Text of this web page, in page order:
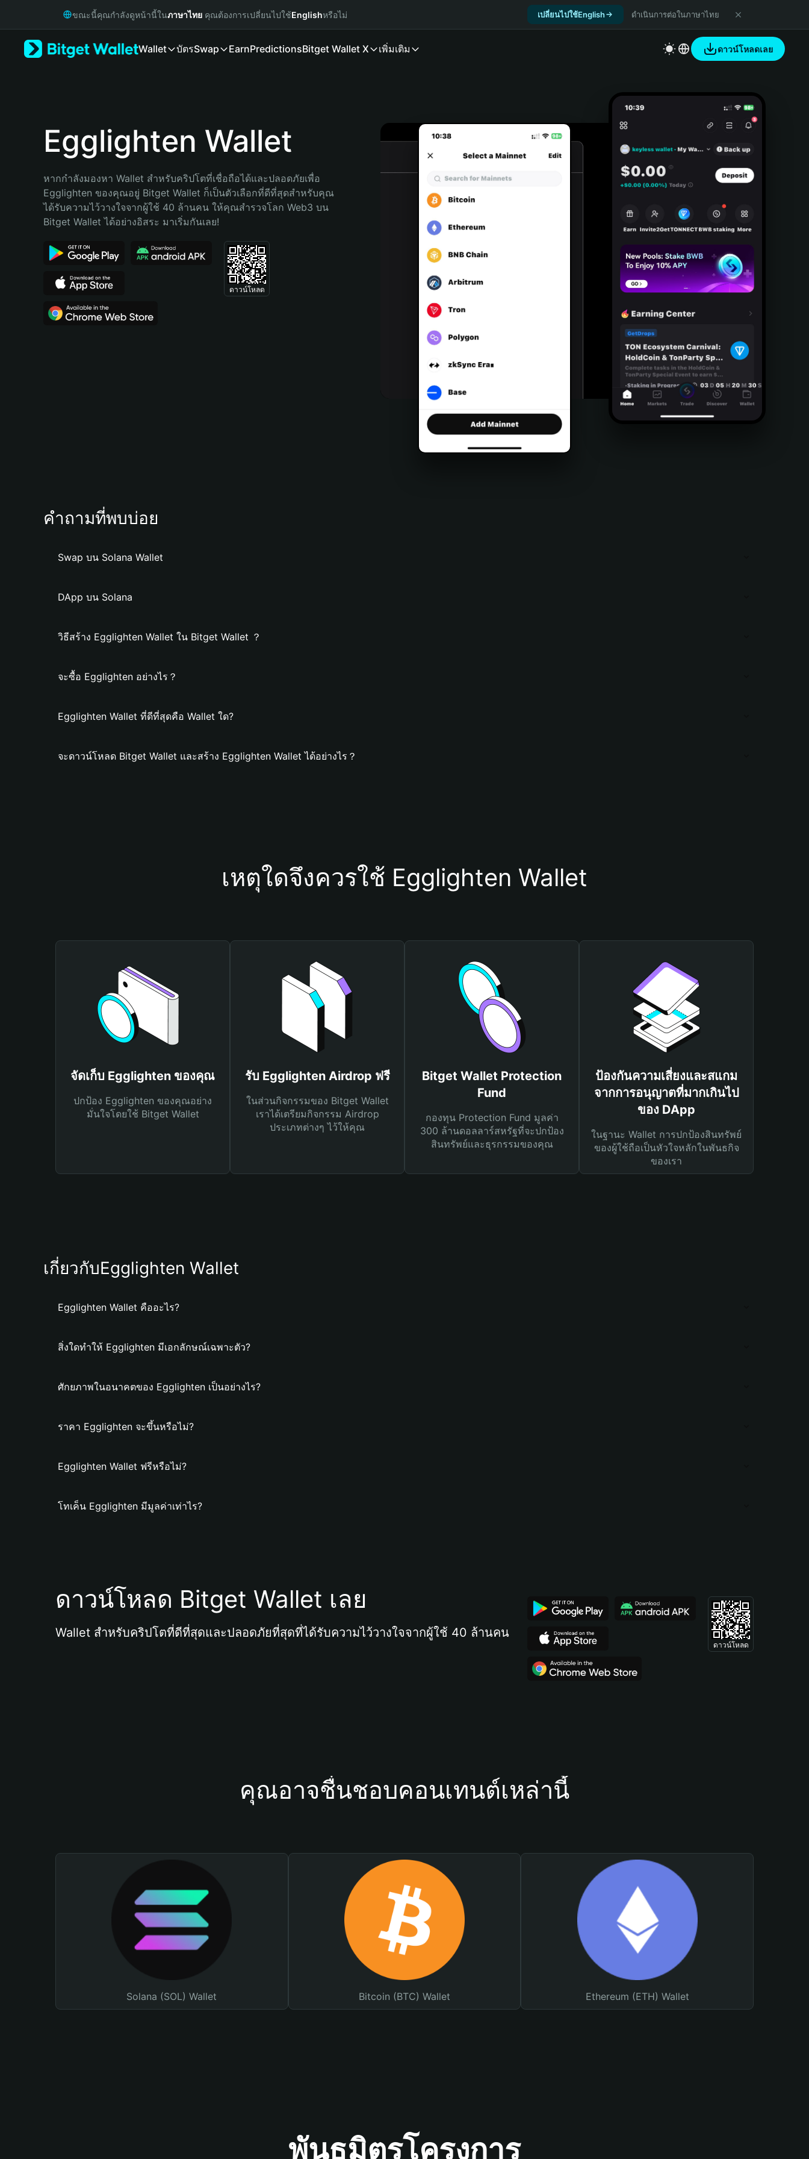
Русский
Bahasa Indonesia
Português (Brasil)
ขณะนี้คุณกำลังดูหน้านี้ในภาษาไทย คุณต้องการเปลี่ยนไปใช้Englishหรือไม่ เปลี่ยนไปใช้English ดำเนินการต่อในภาษาไทย
Wallet บัตรSwap EarnPredictionsBitget Wallet X เพิ่มเติม ดาวน์โหลดเลย
Egglighten Wallet
หากกำลังมองหา Wallet สำหรับคริปโตที่เชื่อถือได้และปลอดภัยเพื่อ
Egglighten ของคุณอยู่ Bitget Wallet ก็เป็นตัวเลือกที่ดีที่สุดสำหรับคุณ
ได้รับความไว้วางใจจากผู้ใช้ 40 ล้านคน ให้คุณสำรวจโลก Web3 บน
Bitget Wallet ได้อย่างอิสระ มาเริ่มกันเลย!
ดาวน์โหลด
คำถามที่พบบ่อย
Swap บน Solana Wallet
DApp บน Solana
วิธีสร้าง Egglighten Wallet ใน Bitget Wallet ？
จะซื้อ Egglighten อย่างไร？
Egglighten Wallet ที่ดีที่สุดคือ Wallet ใด?
จะดาวน์โหลด Bitget Wallet และสร้าง Egglighten Wallet ได้อย่างไร？
เหตุใดจึงควรใช้ Egglighten Wallet
จัดเก็บ Egglighten ของคุณ
ปกป้อง Egglighten ของคุณอย่าง
มั่นใจโดยใช้ Bitget Wallet
รับ Egglighten Airdrop ฟรี
ในส่วนกิจกรรมของ Bitget Wallet
เราได้เตรียมกิจกรรม Airdrop
ประเภทต่างๆ ไว้ให้คุณ
Bitget Wallet Protection
Fund
กองทุน Protection Fund มูลค่า
300 ล้านดอลลาร์สหรัฐที่จะปกป้อง
สินทรัพย์และธุรกรรมของคุณ
ป้องกันความเสี่ยงและสแกม
จากการอนุญาตที่มากเกินไป
ของ DApp
ในฐานะ Wallet การปกป้องสินทรัพย์
ของผู้ใช้ถือเป็นหัวใจหลักในพันธกิจ
ของเรา
เกี่ยวกับEgglighten Wallet
Egglighten Wallet คืออะไร?
สิ่งใดทำให้ Egglighten มีเอกลักษณ์เฉพาะตัว?
ศักยภาพในอนาคตของ Egglighten เป็นอย่างไร?
ราคา Egglighten จะขึ้นหรือไม่?
Egglighten Wallet ฟรีหรือไม่?
โทเค็น Egglighten มีมูลค่าเท่าไร?
ดาวน์โหลด Bitget Wallet เลย
Wallet สำหรับคริปโตที่ดีที่สุดและปลอดภัยที่สุดที่ได้รับความไว้วางใจจากผู้ใช้ 40 ล้านคน
ดาวน์โหลด
คุณอาจชื่นชอบคอนเทนต์เหล่านี้
Solana (SOL) Wallet Bitcoin (BTC) Wallet Ethereum (ETH) Wallet
พันธมิตรโครงการ